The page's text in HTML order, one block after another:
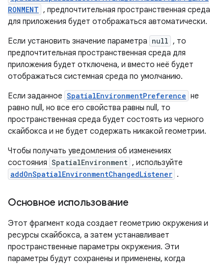
RONMENT , предпочтительная пространственная среда
для приложения будет отображаться автоматически.
Если установить значение параметра null , то
предпочтительная пространственная среда для
приложения будет отключена, и вместо неё будет
отображаться системная среда по умолчанию.
Если заданное SpatialEnvironmentPreference не
равно null, но все его свойства равны null, то
пространственная среда будет состоять из черного
скайбокса и не будет содержать никакой геометрии.
Чтобы получать уведомления об изменениях
состояния SpatialEnvironment , используйте
addOnSpatialEnvironmentChangedListener .
Основное использование
Этот фрагмент кода создает геометрию окружения и
ресурсы скайбокса, а затем устанавливает
пространственные параметры окружения. Эти
параметры будут сохранены и применены, когда